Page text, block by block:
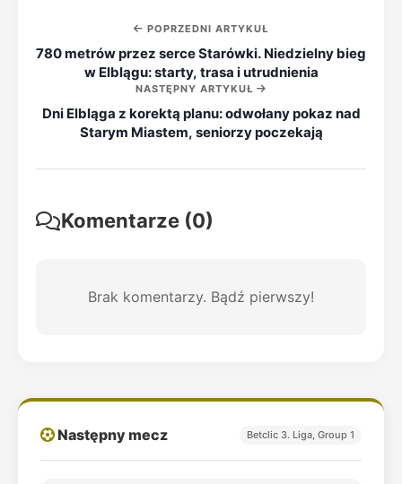
POPRZEDNI ARTYKUŁ
780 metrów przez serce Starówki. Niedzielny bieg
w Elblągu: starty, trasa i utrudnienia
NASTĘPNY ARTYKUŁ
Dni Elbląga z korektą planu: odwołany pokaz nad
Starym Miastem, seniorzy poczekają
Komentarze (0)
Brak komentarzy. Bądź pierwszy!
Następny mecz Betclic 3. Liga, Group 1